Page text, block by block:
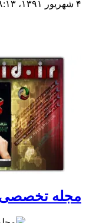
۴ شهریور ۱۳۹۱،‏ ۱۸:۱۳
مجله تخصصی